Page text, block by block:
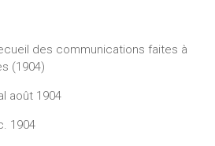
des communications faites à
(1904)
août 1904
1904